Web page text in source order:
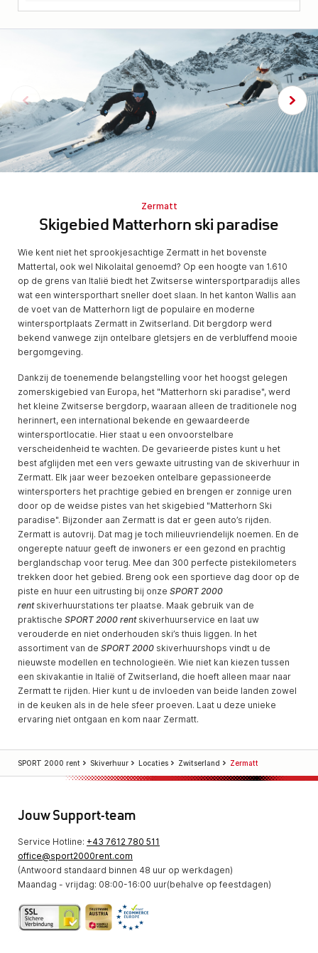
Zermatt
Skigebied Matterhorn ski paradise
Wie kent niet het sprookjesachtige Zermatt in het bovenste
Mattertal, ook wel Nikolaital genoemd? Op een hoogte van 1.610
op de grens van Italië biedt het Zwitserse wintersportparadijs alles
wat een wintersporthart sneller doet slaan. In het kanton Wallis aan
de voet van de Matterhorn ligt de populaire en moderne
wintersportplaats Zermatt in Zwitserland. Dit bergdorp werd
bekend vanwege zijn ontelbare gletsjers en de verbluffend mooie
bergomgeving.
Dankzij de toenemende belangstelling voor het hoogst gelegen
zomerskigebied van Europa, het "Matterhorn ski paradise", werd
het kleine Zwitserse bergdorp, waaraan alleen de traditionele nog
herinnert, een international bekende en gewaardeerde
wintersportlocatie. Hier staat u een onvoorstelbare
verscheidenheid te wachten. De gevarieerde pistes kunt u het
best afglijden met een vers gewaxte uitrusting van de skiverhuur in
Zermatt. Elk jaar weer bezoeken ontelbare gepassioneerde
wintersporters het prachtige gebied en brengen er zonnige uren
door op de weidse pistes van het skigebied "Matterhorn Ski
paradise". Bijzonder aan Zermatt is dat er geen auto’s rijden.
Zermatt is autovrij. Dat mag je toch milieuvriendelijk noemen. En de
ongerepte natuur geeft de inwoners er een gezond en prachtig
berglandschap voor terug. Mee dan 300 perfecte pistekilometers
trekken door het gebied. Breng ook een sportieve dag door op de
piste en huur een uitrusting bij onze SPORT 2000
rent skiverhuurstations ter plaatse. Maak gebruik van de
praktische SPORT 2000 rentskiverhuurservice en laat uw
verouderde en niet onderhouden ski’s thuis liggen. In het
assortiment van de SPORT 2000 skiverhuurshops vindt u de
nieuwste modellen en technologieën. Wie niet kan kiezen tussen
een skivakantie in Italië of Zwitserland, die hoeft alleen maar naar
Zermatt te rijden. Hier kunt u de invloeden van beide landen zowel
in de keuken als in de hele sfeer proeven. Laat u deze unieke
ervaring niet ontgaan en kom naar Zermatt.
SPORT 2000 rent Skiverhuur Locaties Zwitserland Zermatt
Jouw Support-team
Service Hotline: +43 7612 780 511
office@sport2000rent.com
(Antwoord standaard binnen 48 uur op werkdagen)
Maandag - vrijdag: 08:00-16:00 uur(behalve op feestdagen)